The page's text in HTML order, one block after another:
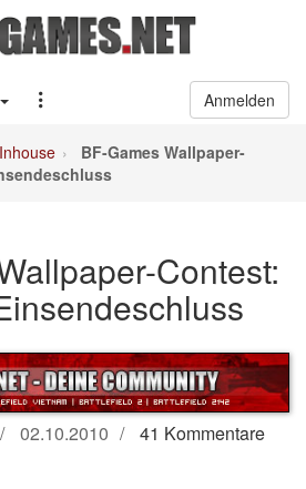
Anmelden
BF-Games Wallpaper-
Contest:
02.10.2010 41 Kommentare